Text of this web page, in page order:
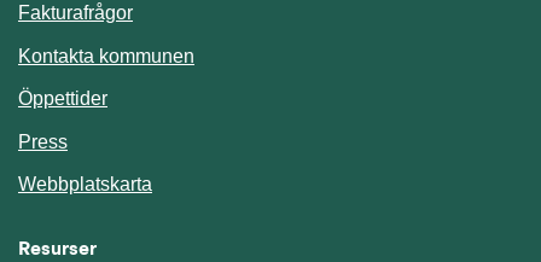
Fakturafrågor
Kontakta kommunen
Öppettider
Press
Webbplatskarta
Resurser